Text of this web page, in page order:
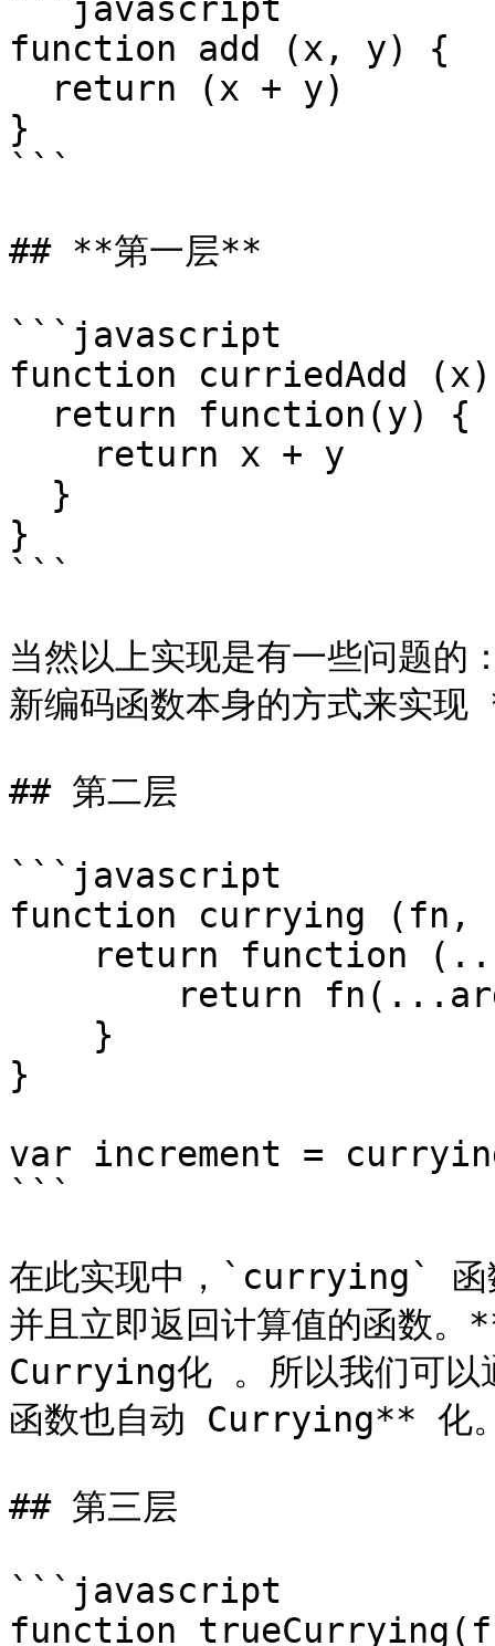
```javascript
function add (x, y) {
}
```
## **第一层**
```javascript
function curriedAdd
}
```
当然以上实现是有一些问题的
新编码函数本身的方式来
## 第二层
```javascript
function currying
}
var increment =
```
在此实现中，`currying` 函
并且立即返回计算值的函数。
Currying化 。所以我们可
函数也自动 Currying** 化
## 第三层
```javascript
function